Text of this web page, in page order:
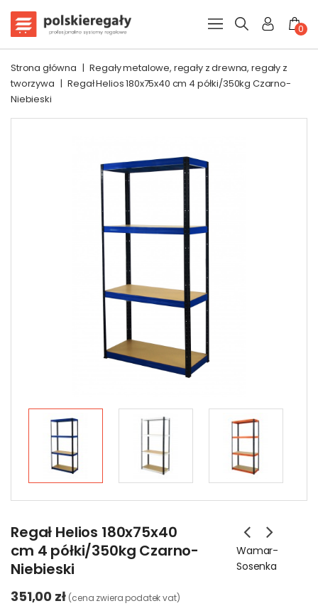
0
Strona główna | Regały metalowe, regały z drewna, regały z
tworzywa | Regał Helios 180x75x40 cm 4 półki/350kg Czarno-
Niebieski
Regał Helios 180x75x40
cm 4 półki/350kg Czarno-
Niebieski
Wamar-
Sosenka
351,00 zł (cena zwiera podatek vat)